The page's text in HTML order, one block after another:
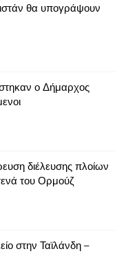
θα υπογράψουν
ο Δήμαρχος
διέλευσης πλοίων
του Ορμούζ
στην Ταϊλάνδη –